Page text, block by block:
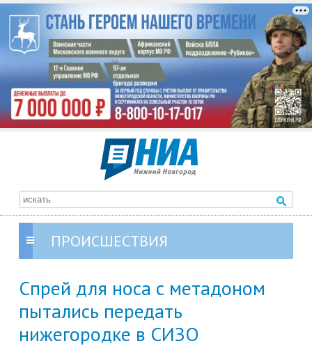
ПРОИСШЕСТВИЯ
Спрей для носа с метадоном
пытались передать
нижегородке в СИЗО